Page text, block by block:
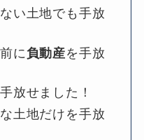
い土地でも手放
に負動産を手放
放せました！
土地だけを手放